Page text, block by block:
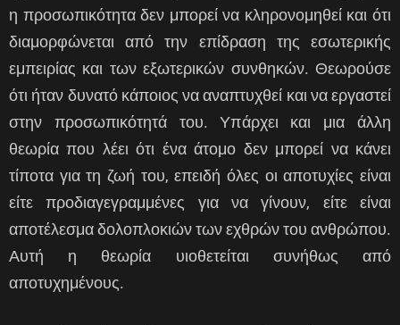
η προσωπικότητα δεν μπορεί να κληρονομηθεί και ότι
διαμορφώνεται από την επίδραση της εσωτερικής
εμπειρίας και των εξωτερικών συνθηκών. Θεωρούσε
ότι ήταν δυνατό κάποιος να αναπτυχθεί και να εργαστεί
στην προσωπικότητά του. Υπάρχει και μια άλλη
θεωρία που λέει ότι ένα άτομο δεν μπορεί να κάνει
τίποτα για τη ζωή του, επειδή όλες οι αποτυχίες είναι
είτε προδιαγεγραμμένες για να γίνουν, είτε είναι
αποτέλεσμα δολοπλοκιών των εχθρών του ανθρώπου.
Αυτή η θεωρία υιοθετείται συνήθως από
αποτυχημένους.